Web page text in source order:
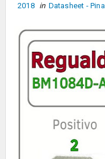
2018
in Datasheet -